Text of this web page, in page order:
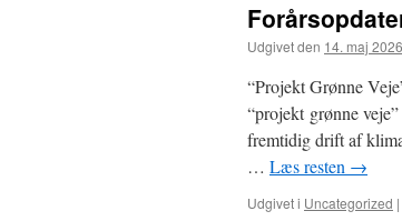
Udgivet den 14. maj 2026
“Projekt Grønne
“projekt grønne
fremtidig drift af
… Læs resten →
Udgivet i Uncategorized |